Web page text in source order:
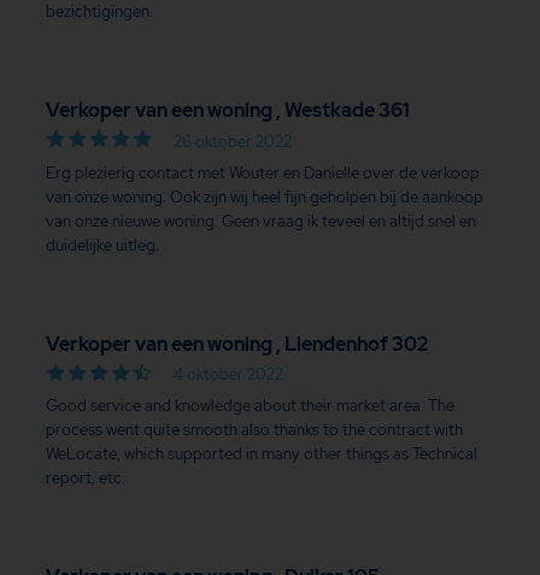
bezichtigingen.
Verkoper van een woning , Westkade 361
26 oktober 2022
Erg plezierig contact met Wouter en Danielle over de verkoop
van onze woning. Ook zijn wij heel fijn geholpen bij de aankoop
van onze nieuwe woning. Geen vraag ik teveel en altijd snel en
duidelijke uitleg.
Verkoper van een woning , Liendenhof 302
4 oktober 2022
Good service and knowledge about their market area. The
process went quite smooth also thanks to the contract with
WeLocate, which supported in many other things as Technical
report, etc.